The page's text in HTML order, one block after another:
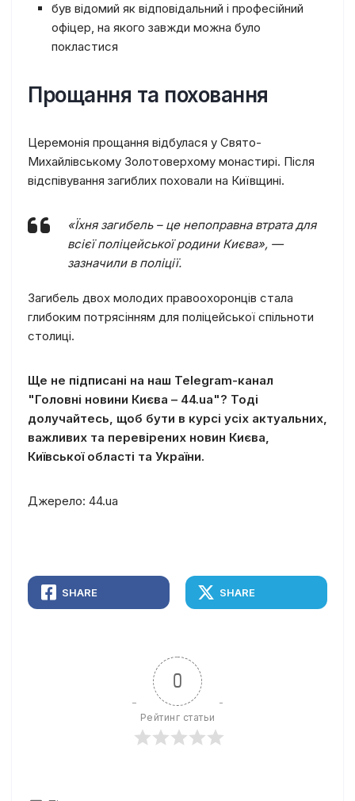
був відомий як відповідальний і професійний
офіцер, на якого завжди можна було
покластися
Прощання та поховання
Церемонія прощання відбулася у Свято-
Михайлівському Золотоверхому монастирі. Після
відспівування загиблих поховали на Київщині.
«Їхня загибель – це непоправна втрата для
всієї поліцейської родини Києва», —
зазначили в поліції.
Загибель двох молодих правоохоронців стала
глибоким потрясінням для поліцейської спільноти
столиці.
Ще не підписані на наш Telegram-канал
"Головні новини Києва – 44.ua"? Тоді
долучайтесь, щоб бути в курсі усіх актуальних,
важливих та перевірених новин Києва,
Київської області та України.
Джерело: 44.ua
SHARE SHARE
0
Рейтинг статьи